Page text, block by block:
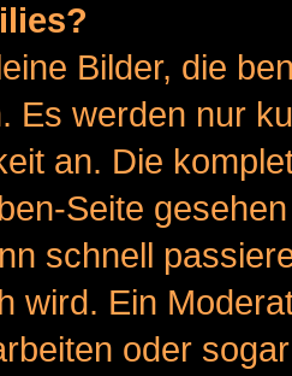
Bilder, die
Es werden nur
an. Die
Seite
schnell
wird. Ein
oder